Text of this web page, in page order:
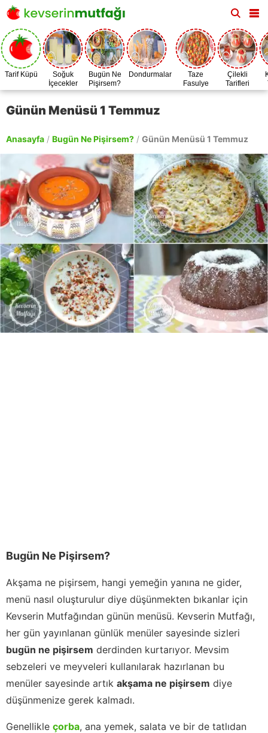
Tarif Küpü
Soğuk
İçecekler
Bugün Ne
Pişirsem?
Dondurmalar
Taze
Fasulye
Zamanı
Çilekli
Tarifleri
Günün Menüsü 1 Temmuz
Anasayfa / Bugün Ne Pişirsem? / Günün Menüsü 1 Temmuz
Bugün Ne Pişirsem?
Akşama ne pişirsem, hangi yemeğin yanına ne gider,
menü nasıl oluşturulur diye düşünmekten bıkanlar için
Kevserin Mutfağından günün menüsü. Kevserin Mutfağı,
her gün yayınlanan günlük menüler sayesinde sizleri
bugün ne pişirsem derdinden kurtarıyor. Mevsim
sebzeleri ve meyveleri kullanılarak hazırlanan bu
menüler sayesinde artık akşama ne pişirsem diye
düşünmenize gerek kalmadı.
Genellikle çorba, ana yemek, salata ve bir de tatlıdan